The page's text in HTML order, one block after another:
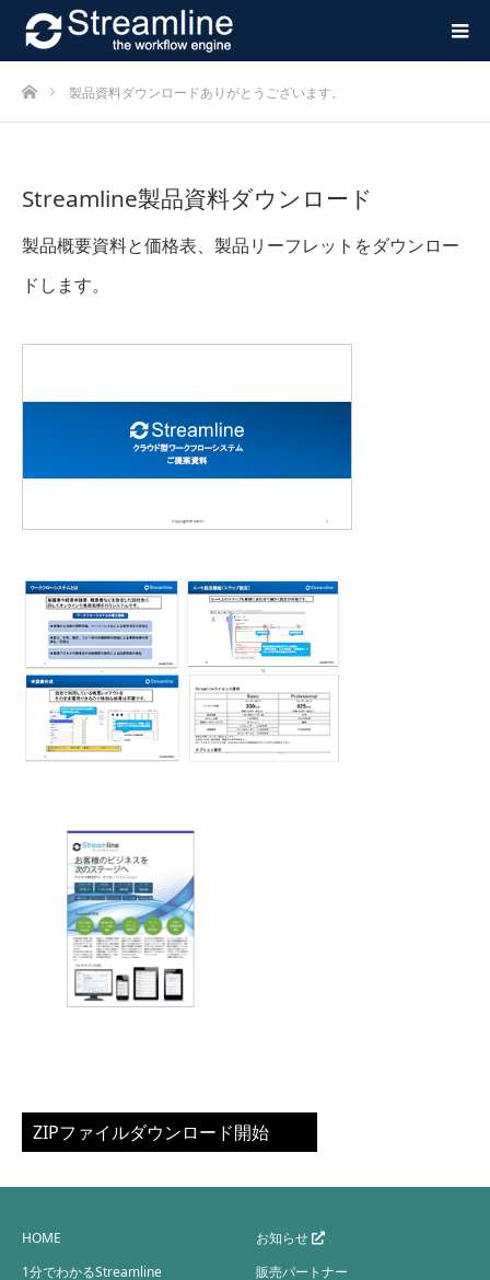
ホーム製品資料ダウンロードありがとうございます。
Streamline製品資料ダウンロード
製品概要資料と価格表、製品リーフレットをダウンロー
ドします。
ZIPファイルダウンロード開始
HOME
1分でわかるStreamline
お知らせ
販売パートナー